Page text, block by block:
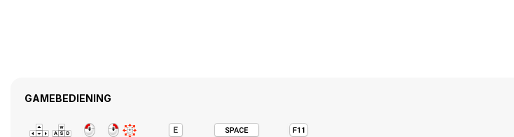
GAMEBEDIENING